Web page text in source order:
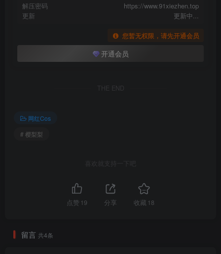
樱梨梨 – NO.001 雪女 [32P-925MB] –
替换
樱梨梨 – NO.009 修女 [35P-681MB]
樱梨梨 – NO.008 刻晴魅魔护士 [30P-383MB]
[2024.8.2]
樱梨梨 – NO.006 凌华 剑道服[31P-135.2M]
樱梨梨 – NO.004 冬日女友 [30P-245MB]
樱梨梨 – NO.002 八重神子泳装 [29P-429MB]
樱梨梨 – NO.001 雪女[32P-177.8M]
解压密码
https://www.91xiezhen.top
更新
更新中...
您暂无权限，请先开通会员
开通会员
THE END
网红Cos
# 樱梨梨
喜欢就支持一下吧
点赞 19 分享 收藏 18
留言 共4条